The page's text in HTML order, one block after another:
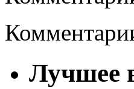
Лучшее